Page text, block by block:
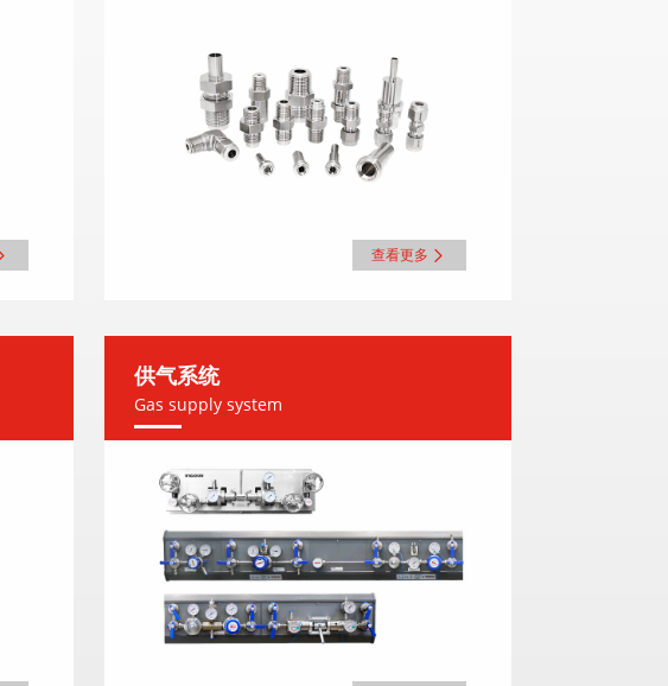
查看更多
供气系统
Gas supply system